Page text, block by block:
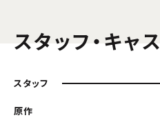
スタッフ・キャ
スタッフ
原作